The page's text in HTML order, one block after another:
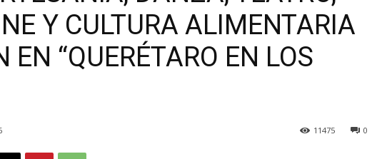
Y CULTURA ALIMENTARIA
EN “QUERÉTARO EN LOS
0
11475